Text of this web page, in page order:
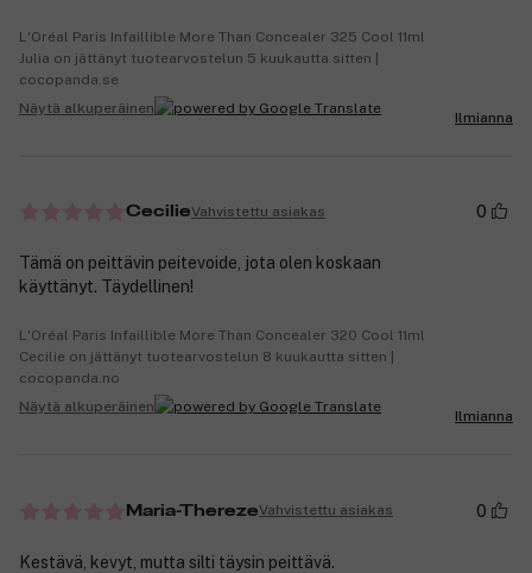
L'Oréal Paris Infaillible More Than Concealer 325 Cool 11ml
Julia on jättänyt tuotearvostelun 5 kuukautta sitten |
cocopanda.se
Näytä alkuperäinen
Ilmianna
CecilieVahvistettu asiakas 0
Tämä on peittävin peitevoide, jota olen koskaan
käyttänyt. Täydellinen!
L'Oréal Paris Infaillible More Than Concealer 320 Cool 11ml
Cecilie on jättänyt tuotearvostelun 8 kuukautta sitten |
cocopanda.no
Näytä alkuperäinen
Ilmianna
Maria-TherezeVahvistettu asiakas 0
Kestävä, kevyt, mutta silti täysin peittävä.